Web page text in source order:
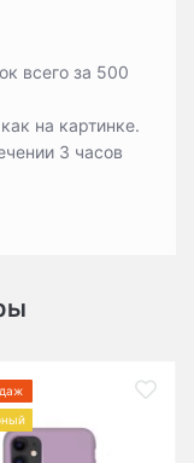
всего за 500
на картинке.
3 часов